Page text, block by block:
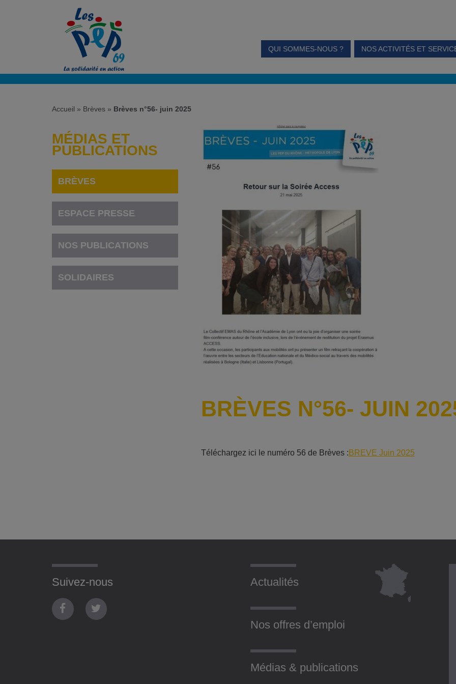
QUI SOMMES-NOUS ? NOS ACTIVITÉS ET
Accueil » Brèves » Brèves n°56- juin 2025
MÉDIAS ET
PUBLICATIONS
BRÈVES
ESPACE PRESSE
NOS PUBLICATIONS
SOLIDAIRES
BRÈVES N°56- JUIN
Téléchargez ici le numéro 56 de Brèves :BREVE Juin 2025
Suivez-nous Actualités
Nos offres d’emploi
Médias & publications